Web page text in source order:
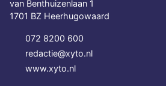
van Benthuizenlaan 1
1701 BZ Heerhugowaard
072 8200 600
redactie@xyto.nl
www.xyto.nl